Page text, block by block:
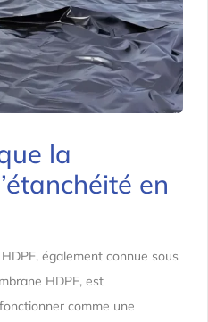
la
en
également connue sous
HDPE, est
comme une